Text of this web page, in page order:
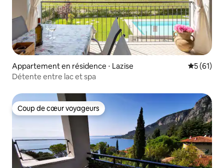
Appartement en résidence ⋅ Lazise
5 (61)
Détente entre lac et spa
Coup de cœur voyageurs
Coup de cœur voyageurs